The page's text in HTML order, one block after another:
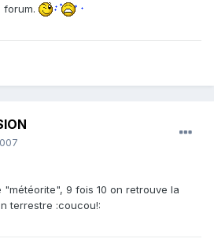
forum.
9 fois 10 on retrouve la
terrestre :coucou!: